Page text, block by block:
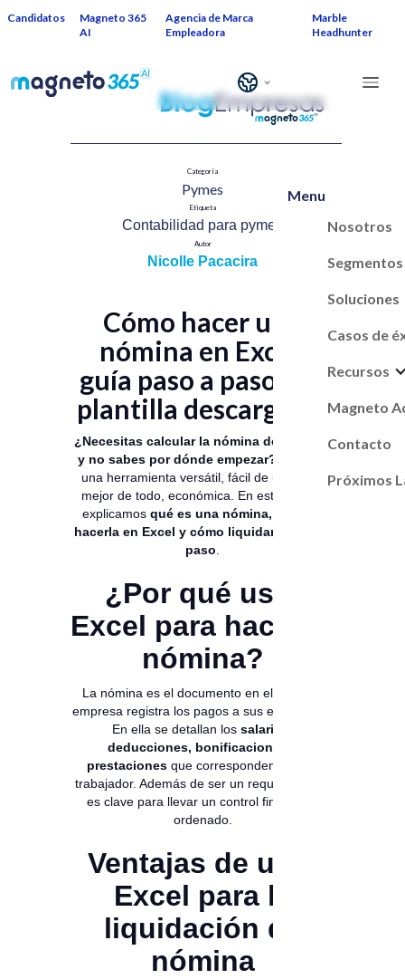
Candidatos
Magneto 365
AI
Agencia de Marca
Empleadora
Marble
Headhunter
Menu
Nosotros
Segmentos
Soluciones
Casos de
Recursos
Magneto
Contacto
Próximos
Categoría
Pymes​
Etiqueta
Contabilidad para pymes​
Autor
Nicolle Pacacira
Cómo hacer una
nómina en Excel:
guía paso a paso con
plantilla descargable
¿Necesitas calcular la nómina de tu pyme
y no sabes por dónde empezar?
una herramienta versátil, fácil de usar y, lo
mejor de todo, económica. En esta guía te
explicamos qué es una nómina, por qué
hacerla en Excel y cómo liquidarla paso a
paso
¿Por qué usar
Excel para hacer la
nómina?
La nómina es el documento en el que una
empresa registra los pagos a sus empleados.
En ella se detallan los salarios,
deducciones, bonificaciones y
prestaciones que corresponden a cada
trabajador. Además de ser un requisito legal,
es clave para llevar un control financiero
ordenado.
Ventajas de usar
Excel para la
liquidación de
nómina